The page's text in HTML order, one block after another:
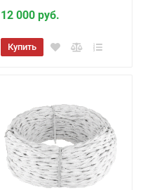
12 000 руб.
Купить